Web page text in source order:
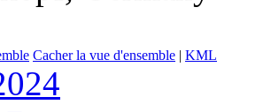
Cacher la vue d'ensemble | KML